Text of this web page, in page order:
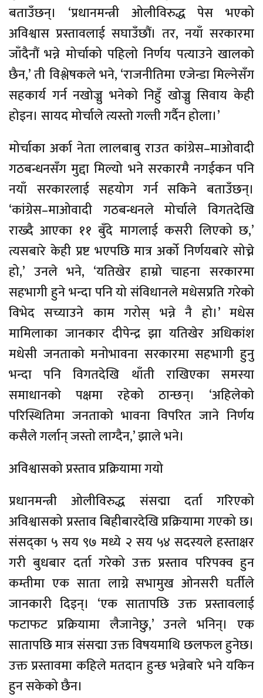
बताउँछन्। ‘प्रधानमन्त्री ओलीविरुद्ध पेस भएको
अविश्वास प्रस्तावलाई सघाउँछौं। तर, नयाँ सरकारमा
जाँदैनौं भन्ने मोर्चाको पहिलो निर्णय पत्याउने खालको
छैन,’ ती विश्लेषकले भने, ‘राजनीतिमा एजेन्डा मिल्नेसँग
सहकार्य गर्न नखोज्नु भनेको निहुँ खोज्नु सिवाय केही
होइन। सायद मोर्चाले त्यस्तो गल्ती गर्दैन होला।’
मोर्चाका अर्का नेता लालबाबु राउत कांग्रेस–माओवादी
गठबन्धनसँग मुद्दा मिल्यो भने सरकारमै नगईकन पनि
नयाँ सरकारलाई सहयोग गर्न सकिने बताउँछन्।
‘कांग्रेस–माओवादी गठबन्धनले मोर्चाले विगतदेखि
राख्दै आएका ११ बुँदे मागलाई कसरी लिएको छ,’
त्यसबारे केही प्रष्ट भएपछि मात्र अर्को निर्णयबारे सोच्ने
हो,’ उनले भने, ‘यतिखेर हाम्रो चाहना सरकारमा
सहभागी हुने भन्दा पनि यो संविधानले मधेसप्रति गरेको
विभेद सच्याउने काम गरोस् भन्ने नै हो।’ मधेस
मामिलाका जानकार दीपेन्द्र झा यतिखेर अधिकांश
मधेसी जनताको मनोभावना सरकारमा सहभागी हुनु
भन्दा पनि विगतदेखि थाँती राखिएका समस्या
समाधानको पक्षमा रहेको ठान्छन्। ‘अहिलेको
परिस्थितिमा जनताको भावना विपरित जाने निर्णय
कसैले गर्लान् जस्तो लाग्दैन,’ झाले भने।
अविश्वासको प्रस्ताव प्रक्रियामा गयो
प्रधानमन्त्री ओलीविरुद्ध संसद्मा दर्ता गरिएको
अविश्वासको प्रस्ताव बिहीबारदेखि प्रक्रियामा गएको छ।
संसद्का ५ सय ९७ मध्ये २ सय ५४ सदस्यले हस्ताक्षर
गरी बुधबार दर्ता गरेको उक्त प्रस्ताव परिपक्व हुन
कम्तीमा एक साता लाग्ने सभामुख ओनसरी घर्तीले
जानकारी दिइन्। ‘एक सातापछि उक्त प्रस्तावलाई
फटाफट प्रक्रियामा लैजानेछु,’ उनले भनिन्। एक
सातापछि मात्र संसद्मा उक्त विषयमाथि छलफल हुनेछ।
उक्त प्रस्तावमा कहिले मतदान हुन्छ भन्नेबारे भने यकिन
हुन सकेको छैन।